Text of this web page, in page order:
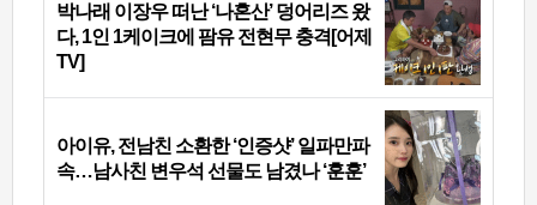
박나래 이장우 떠난 ‘나혼산’ 덩어리즈 왔
다, 1인 1케이크에 팜유 전현무 충격[어제
TV]
아이유, 전남친 소환한 ‘인증샷’ 일파만파
속…남사친 변우석 선물도 남겼나 ‘훈훈’